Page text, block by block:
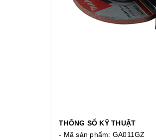
THÔNG SỐ KỸ THUẬT
- Mã sản phẩm: GA011GZ